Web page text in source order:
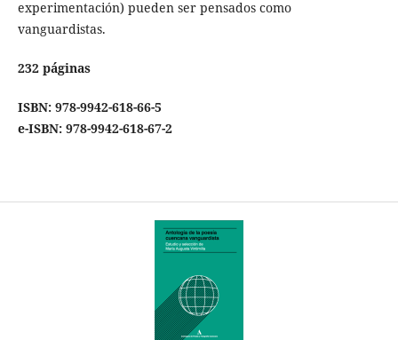
experimentación) pueden ser pensados como
vanguardistas.
232 páginas
ISBN: 978-9942-618-66-5
e-ISBN: 978-9942-618-67-2